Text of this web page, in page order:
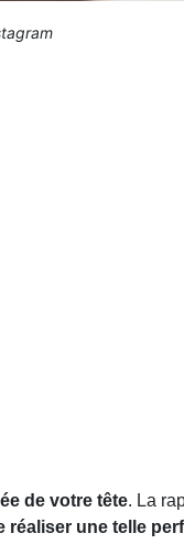
de votre tête. La
réaliser une telle